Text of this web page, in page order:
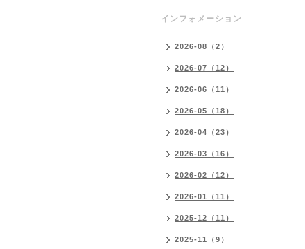
インフォメーション
2026-08（2）
2026-07（12）
2026-06（11）
2026-05（18）
2026-04（23）
2026-03（16）
2026-02（12）
2026-01（11）
2025-12（11）
2025-11（9）